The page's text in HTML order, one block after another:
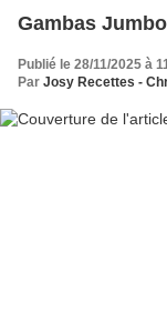
Gambas
Publié le 28/11/2025 à
Par Josy Recettes -